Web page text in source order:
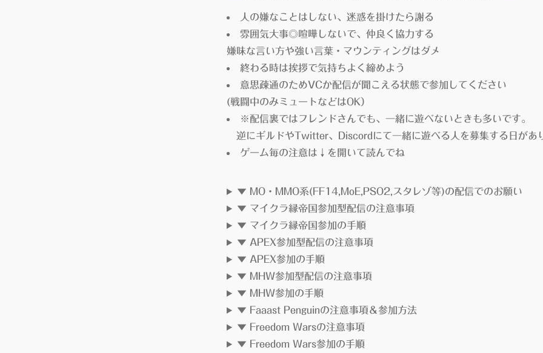
人の嫌なことはしない、迷惑を掛けたら謝る
雰囲気大事◎喧嘩しないで、仲良く協力する
嫌味な言い方や強い言葉・マウンティングはダメ
終わる時は挨拶で気持ちよく締めよう
意思疎通のためVCか配信が聞こえる状態で参加してください
(戦闘中のみミュートなどはOK）
※配信裏ではフレンドさんでも、一緒に遊べないときも多いです。
逆にギルドやTwitter、Discordにて一緒に遊べる人を募集する日があ
ゲーム毎の注意は↓を開いて読んでね
▼ MO・MMO系(FF14,MoE,PSO2,スタレゾ等)の配信でのお願い
▼ マイクラ縁帝国参加型配信の注意事項
▼ マイクラ縁帝国参加の手順
▼ APEX参加型配信の注意事項
▼ APEX参加の手順
▼ MHW参加型配信の注意事項
▼ MHW参加の手順
▼ Faaast Penguinの注意事項＆参加方法
▼ Freedom Warsの注意事項
▼ Freedom Wars参加の手順